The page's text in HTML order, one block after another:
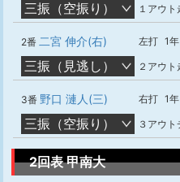
三振（空振り） １アウト
2番 二宮 伸介(右) 左打 1年
三振（見逃し） ２アウト
3番 野口 漣人(三) 右打 1年
三振（空振り） ３アウ
2回表 甲南大